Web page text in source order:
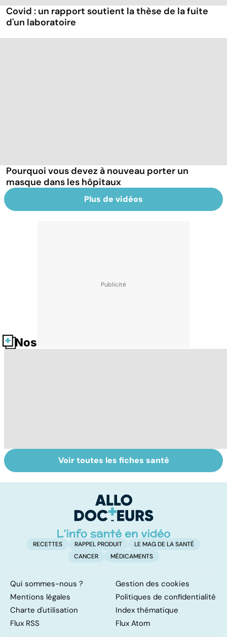
Covid : un rapport soutient la thèse de la fuite
d'un laboratoire
Pourquoi vous devez à nouveau porter un
masque dans les hôpitaux
Plus de vidéos
Nos fiches santé
Tout savoir sur
les infections
Covid-19 : tout
savoir sur la
Voir toutes les fiches santé
RECETTES RAPPEL PRODUIT
LE MAG DE LA SANTÉ
CANCER
MÉDICAMENTS
Qui sommes-nous ?
Gestion des cookies
Mentions légales
Politiques de confidentialité
Charte d'utilisation
Index thématique
Flux RSS
Flux Atom